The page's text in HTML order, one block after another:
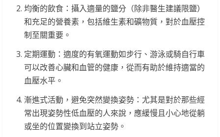
均衡的飲食：攝入適量的鹽分（除非醫生建議限鹽）
和充足的營養素，包括維生素和礦物質，對於血壓控
制至關重要。
定期運動：適度的有氧運動如步行、游泳或騎自行車
可以改善心臟和血管的健康，從而有助於維持適當的
血壓水平。
漸進式活動，避免突然變換姿勢：尤其是對於那些經
常出現姿勢性低血壓的人來說，應緩慢且小心地從躺
或坐的位置變換到站立姿勢。